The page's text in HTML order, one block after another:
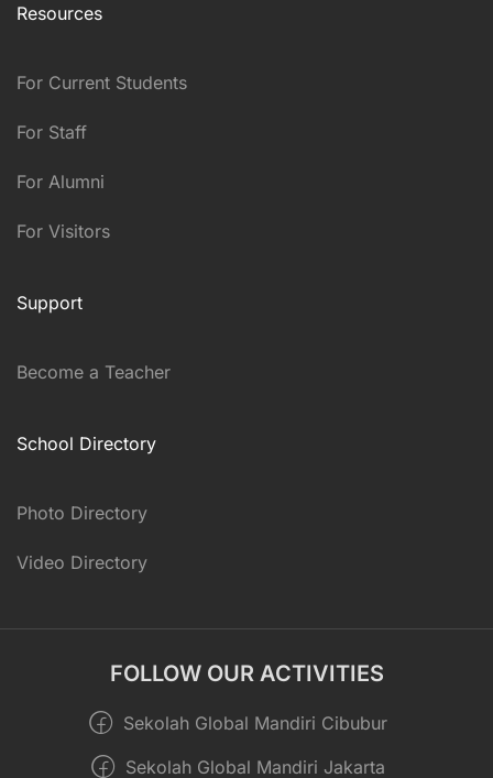
Resources
For Current Students
For Staff
For Alumni
For Visitors
Support
Become a Teacher
School Directory
Photo Directory
Video Directory
FOLLOW OUR ACTIVITIES
Sekolah Global Mandiri Cibubur
Sekolah Global Mandiri Jakarta